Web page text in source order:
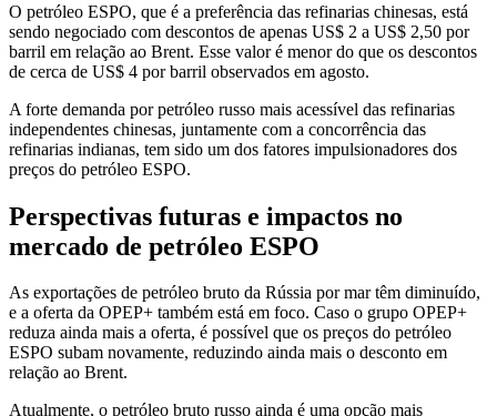
O petróleo ESPO, que é a preferência das refinarias chinesas, está
sendo negociado com descontos de apenas US$ 2 a US$ 2,50 por
barril em relação ao Brent. Esse valor é menor do que os descontos
de cerca de US$ 4 por barril observados em agosto.
A forte demanda por petróleo russo mais acessível das refinarias
independentes chinesas, juntamente com a concorrência das
refinarias indianas, tem sido um dos fatores impulsionadores dos
preços do petróleo ESPO.
Perspectivas futuras e impactos no
mercado de petróleo ESPO
As exportações de petróleo bruto da Rússia por mar têm diminuído,
e a oferta da OPEP+ também está em foco. Caso o grupo OPEP+
reduza ainda mais a oferta, é possível que os preços do petróleo
ESPO subam novamente, reduzindo ainda mais o desconto em
relação ao Brent.
Atualmente, o petróleo bruto russo ainda é uma opção mais